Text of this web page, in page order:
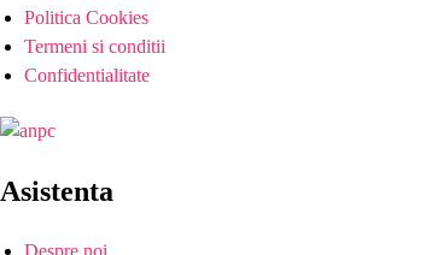
Politica Cookies
Termeni si conditii
Confidentialitate
Asistenta